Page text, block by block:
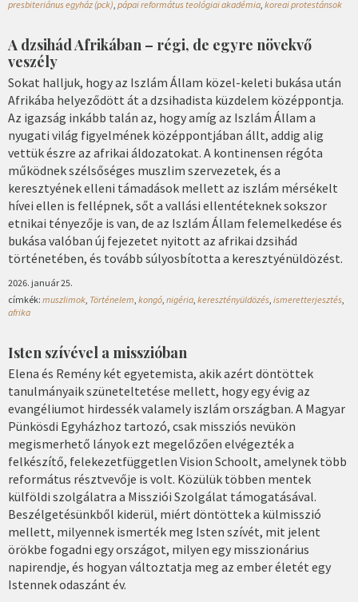
presbiteriánus egyház (pck) pápai református teológiai akadémia koreai protestánsok
A dzsihád Afrikában – régi, de egyre növekvő
veszély
Sokat halljuk, hogy az Iszlám Állam közel-keleti bukása után
Afrikába helyeződött át a dzsihadista küzdelem középpontja.
Az igazság inkább talán az, hogy amíg az Iszlám Állam a
nyugati világ figyelmének középpontjában állt, addig alig
vettük észre az afrikai áldozatokat. A kontinensen régóta
működnek szélsőséges muszlim szervezetek, és a
keresztyének elleni támadások mellett az iszlám mérsékelt
hívei ellen is fellépnek, sőt a vallási ellentéteknek sokszor
etnikai tényezője is van, de az Iszlám Állam felemelkedése és
bukása valóban új fejezetet nyitott az afrikai dzsihád
történetében, és tovább súlyosbította a keresztyénüldözést.
2026. január 25.
címkék: muszlimok Történelem kongó nigéria keresztényüldözés ismeretterjesztés
afrika
Isten szívével a misszióban
Elena és Remény két egyetemista, akik azért döntöttek
tanulmányaik szüneteltetése mellett, hogy egy évig az
evangéliumot hirdessék valamely iszlám országban. A Magyar
Pünkösdi Egyházhoz tartozó, csak missziós nevükön
megismerhető lányok ezt megelőzően elvégezték a
felkészítő, felekezetfüggetlen Vision Schoolt, amelynek több
református résztvevője is volt. Közülük többen mentek
külföldi szolgálatra a Missziói Szolgálat támogatásával.
Beszélgetésünkből kiderül, miért döntöttek a külmisszió
mellett, milyennek ismerték meg Isten szívét, mit jelent
örökbe fogadni egy országot, milyen egy misszionárius
napirendje, és hogyan változtatja meg az ember életét egy
Istennek odaszánt év.